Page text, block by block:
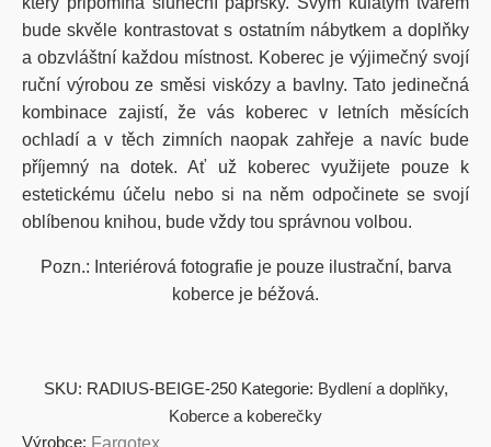
bude skvěle kontrastovat s ostatním nábytkem a doplňky
a obzvláštní každou místnost. Koberec je výjimečný svojí
ruční výrobou ze směsi viskózy a bavlny. Tato jedinečná
kombinace zajistí, že vás koberec v letních měsících
ochladí a v těch zimních naopak zahřeje a navíc bude
příjemný na dotek. Ať už koberec využijete pouze k
estetickému účelu nebo si na něm odpočinete se svojí
oblíbenou knihou, bude vždy tou správnou volbou.
Pozn.: Interiérová fotografie je pouze ilustrační, barva
koberce je béžová.
SKU: RADIUS-BEIGE-250 Kategorie: Bydlení a doplňky,
Koberce a koberečky
Výrobce: Fargotex